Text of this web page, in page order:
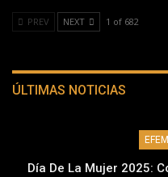
PREV NEXT 1 of 682
ÚLTIMAS NOTICIAS
Día De La Mujer 2025: